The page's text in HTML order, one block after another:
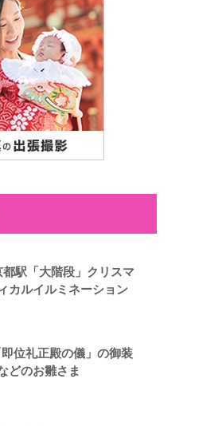
都駅「大階段」クリスマ
カルイルミネーション
位礼正殿の儀」の御装
どのお雛さま